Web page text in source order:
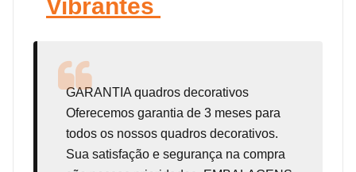
Vibrantes
GARANTIA quadros decorativos
Oferecemos garantia de 3 meses para
todos os nossos quadros decorativos.
Sua satisfação e segurança na compra